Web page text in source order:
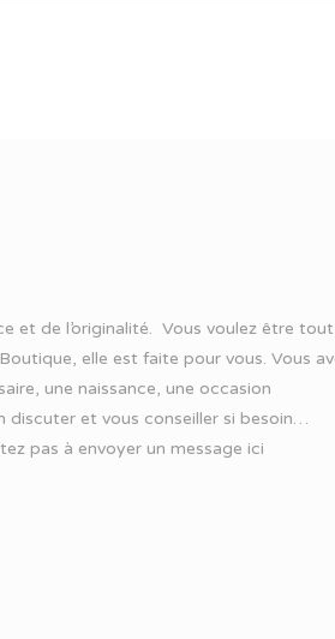
et de l’originalité. Vous voulez être tout
elle est faite pour vous. Vous
une naissance, une occasion
discuter et vous conseiller si besoin…
pas à envoyer un message ici